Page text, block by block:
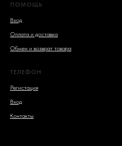
ПОМОЩЬ
Вход
Оплата и доставка
Обмен и возврат товара
ТЕЛЕФОН
Регистация
Вход
Контакты